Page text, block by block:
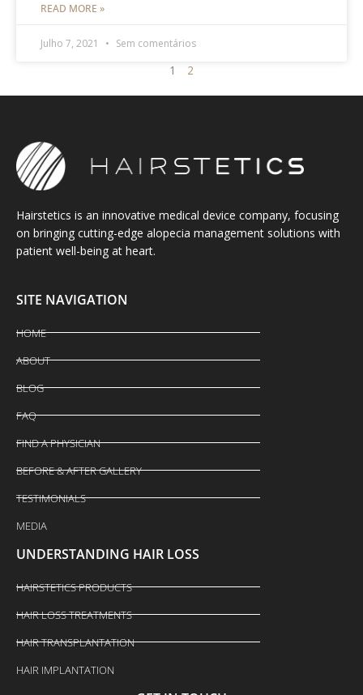
READ MORE »
Julho 7, 2021 Sem comentários
1 2
Hairstetics is an innovative medical device company, focusing
on bringing cutting-edge alopecia management solutions with
patient well-being at heart.
SITE NAVIGATION
HOME
ABOUT
BLOG
FAQ
FIND A PHYSICIAN
BEFORE & AFTER GALLERY
TESTIMONIALS
MEDIA
UNDERSTANDING HAIR LOSS
HAIRSTETICS PRODUCTS
HAIR LOSS TREATMENTS
HAIR TRANSPLANTATION
HAIR IMPLANTATION